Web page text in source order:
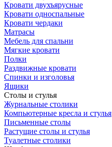
Кровати двухъярусные
Кровати односпальные
Кровати чердаки
Матрасы
Мебель для спальни
Мягкие кровати
Полки
Раздвижные кровати
Спинки и изголовья
Ящики
Столы и стулья
Журнальные столики
Компьютерные кресла и стулья
Письменные столы
Растущие столы и стулья
Туалетные столики